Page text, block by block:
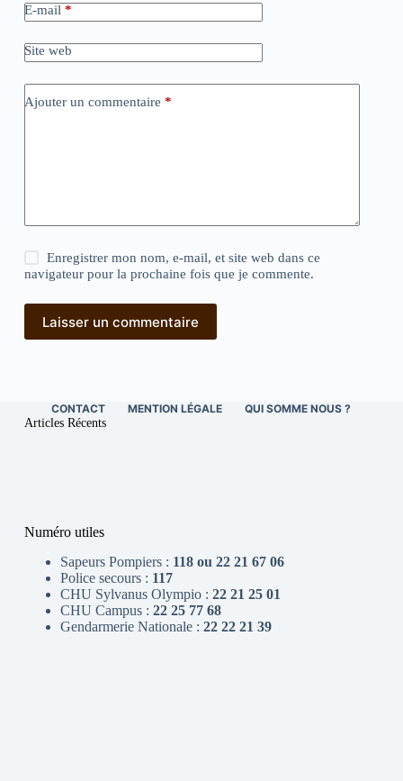
E-mail*
Site web
Ajouter un commentaire *
Enregistrer mon nom, e-mail, et site web dans ce
navigateur pour la prochaine fois que je commente.
Laisser un commentaire
CONTACT MENTION LÉGALE QUI SOMME NOUS ?
Articles Récents
Numéro utiles
Sapeurs Pompiers : 118 ou 22 21 67 06
Police secours : 117
CHU Sylvanus Olympio : 22 21 25 01
CHU Campus : 22 25 77 68
Gendarmerie Nationale : 22 22 21 39